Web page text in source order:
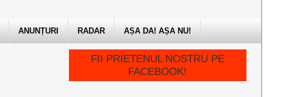
ANUNȚURI RADAR AȘA DA! AȘA NU!
FII PRIETENUL NOSTRU PE
FACEBOOK!